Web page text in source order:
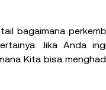
bagaimana
Jika Anda
Kita bisa